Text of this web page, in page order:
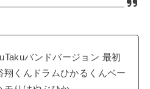
バンドバージョン 最初
くんドラムひかるくんベー